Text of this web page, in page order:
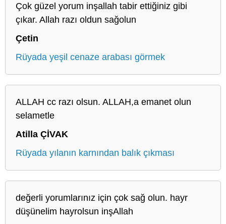
Çok güzel yorum inşallah tabir ettiğiniz gibi
çıkar. Allah razı oldun sağolun
Çetin
Rüyada yeşil cenaze arabası görmek
ALLAH cc razı olsun. ALLAH,a emanet olun
selametle
Atilla ÇİVAK
Rüyada yılanın karnından balık çıkması
değerli yorumlarınız için çok sağ olun. hayr
düşünelim hayrolsun inşAllah